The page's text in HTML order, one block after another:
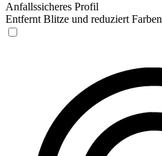
Anfallssicheres Profil
Entfernt Blitze und reduziert Farben